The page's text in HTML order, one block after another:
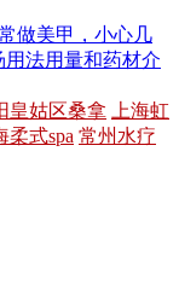
做美甲，小心几
法用量和药材介
皇姑区桑拿
上海虹
柔式spa 常州水疗